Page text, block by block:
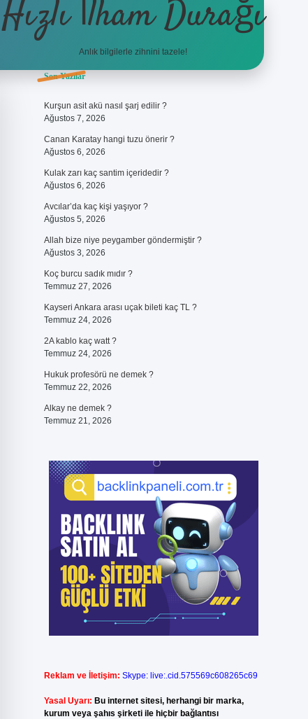
Hızlı İlham Durağı
Anlık bilgilerle zihnini tazele!
Sidebar
Son Yazılar
Kurşun asit akü nasıl şarj edilir ?
Ağustos 7, 2026
Canan Karatay hangi tuzu önerir ?
Ağustos 6, 2026
Kulak zarı kaç santim içeridedir ?
Ağustos 6, 2026
Avcılar’da kaç kişi yaşıyor ?
Ağustos 5, 2026
Allah bize niye peygamber göndermiştir ?
Ağustos 3, 2026
Koç burcu sadık mıdır ?
Temmuz 27, 2026
Kayseri Ankara arası uçak bileti kaç TL ?
Temmuz 24, 2026
2A kablo kaç watt ?
Temmuz 24, 2026
Hukuk profesörü ne demek ?
Temmuz 22, 2026
Alkay ne demek ?
Temmuz 21, 2026
Reklam ve İletişim: Skype: live:.cid.575569c608265c69
Yasal Uyarı: Bu internet sitesi, herhangi bir marka,
kurum veya şahıs şirketi ile hiçbir bağlantısı